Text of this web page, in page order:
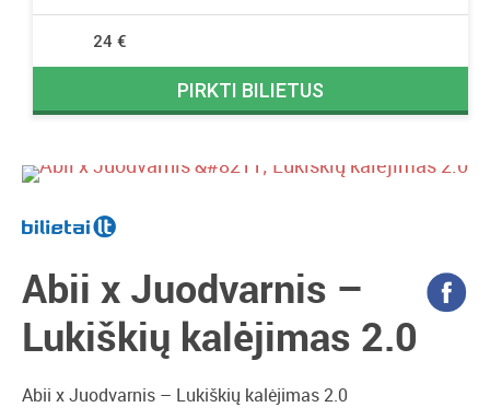
Abii x Juodvarnis –
Lukiškių kalėjimas 2.0
Abii x Juodvarnis – Lukiškių kalėjimas 2.0
24 €
PIRKTI BILIETUS